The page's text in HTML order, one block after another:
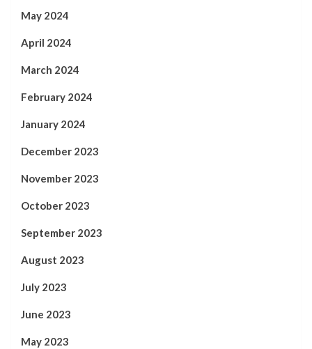
May 2024
April 2024
March 2024
February 2024
January 2024
December 2023
November 2023
October 2023
September 2023
August 2023
July 2023
June 2023
May 2023